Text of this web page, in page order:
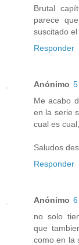
Brutal
parece
suscitado
Responder
Anónimo
Me acabo
en la serie
cual es
Saludos
Responder
Anónimo
no solo
que
como en la